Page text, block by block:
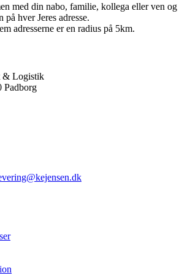
med din nabo, familie, kollega eller ven og
på hver Jeres adresse.
adresserne er en radius på 5km.
& Logistik
Padborg